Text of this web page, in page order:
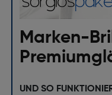
Marken-
UND SO